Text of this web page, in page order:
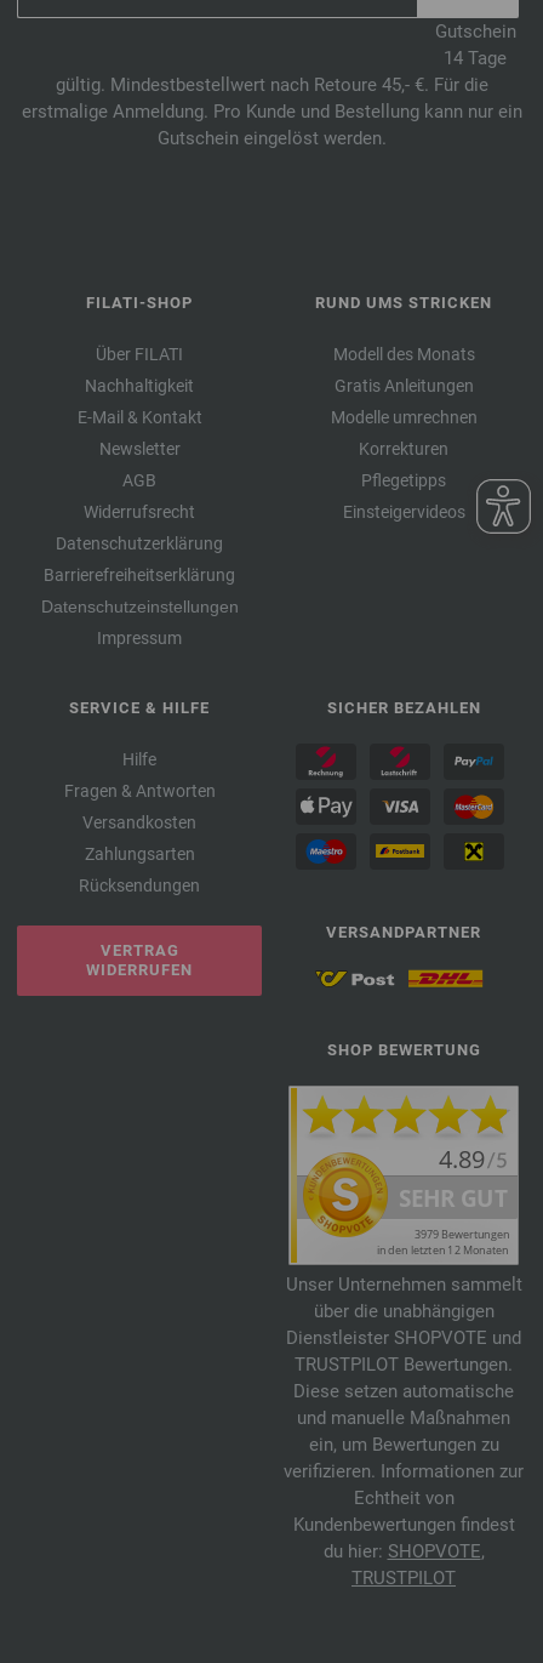
Gutschein
14 Tage
gültig. Mindestbestellwert nach Retoure 45,- €. Für die
erstmalige Anmeldung. Pro Kunde und Bestellung kann nur ein
Gutschein eingelöst werden.
FILATI-SHOP
Über FILATI
Nachhaltigkeit
E-Mail & Kontakt
Newsletter
AGB
Widerrufsrecht
Datenschutzerklärung
Barrierefreiheitserklärung
Datenschutzeinstellungen
Impressum
RUND UMS STRICKEN
Modell des Monats
Gratis Anleitungen
Modelle umrechnen
Korrekturen
Pflegetipps
Einsteigervideos
SERVICE & HILFE
Hilfe
Fragen & Antworten
Versandkosten
Zahlungsarten
Rücksendungen
VERTRAG
WIDERRUFEN
SICHER BEZAHLEN
VERSANDPARTNER
SHOP BEWERTUNG
Unser Unternehmen sammelt
über die unabhängigen
Dienstleister SHOPVOTE und
TRUSTPILOT Bewertungen.
Diese setzen automatische
und manuelle Maßnahmen
ein, um Bewertungen zu
verifizieren. Informationen zur
Echtheit von
Kundenbewertungen findest
du hier: SHOPVOTE,
TRUSTPILOT